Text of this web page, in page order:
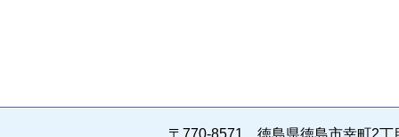
〒770-8571 徳島県徳島市幸町2丁